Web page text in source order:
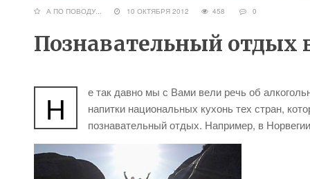
А ПО ПОВОДУ... 10 ОКТЯБРЯ 2012 458 0
Познавательный отдых
Н
е так давно мы с Вами вели речь об
напитки национальных кухонь тех стран,
познавательный отдых. Например, в